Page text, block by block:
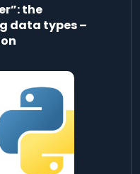
the
data types –